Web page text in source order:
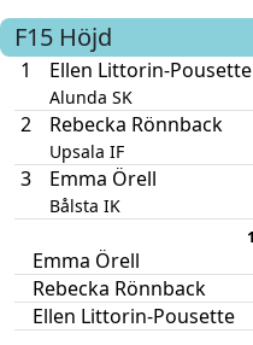
F15 Höjd
1
Ellen Littorin-Pousette
Alunda SK
2 Rebecka Rönnback
Upsala IF
3 Emma Örell
Bålsta IK
Emma Örell
Rebecka Rönnback
Ellen Littorin-Pousette